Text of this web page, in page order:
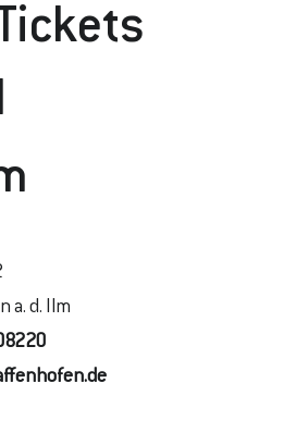
a. d. Ilm